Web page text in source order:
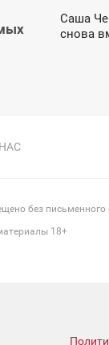
Саша
снова
без письменного
18+